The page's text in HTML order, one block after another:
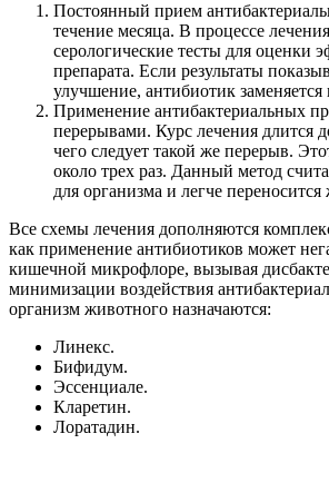
Постоянный прием
течение месяца. В процессе
серологические тесты для оценки
препарата. Если результаты
улучшение, антибиотик
Применение антибактериальных
перерывами. Курс лечения длится
чего следует такой же перерыв.
около трех раз. Данный метод
для организма и легче
Все схемы лечения дополняются
как применение антибиотиков может
кишечной микрофлоре, вызывая
минимизации воздействия
организм животного назначаются:
Линекс.
Бифидум.
Эссенциале.
Кларетин.
Лоратадин.